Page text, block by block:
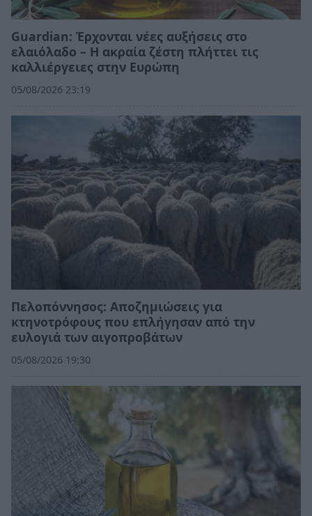
Guardian: Έρχονται νέες αυξήσεις στο
ελαιόλαδο – Η ακραία ζέστη πλήττει τις
καλλιέργειες στην Ευρώπη
05/08/2026 23:19
Πελοπόννησος: Αποζημιώσεις για
κτηνοτρόφους που επλήγησαν από την
ευλογιά των αιγοπροβάτων
05/08/2026 19:30